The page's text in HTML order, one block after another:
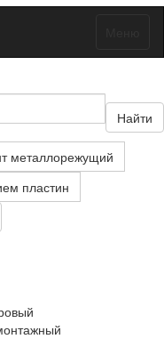
Найти
металлорежущий
пластин